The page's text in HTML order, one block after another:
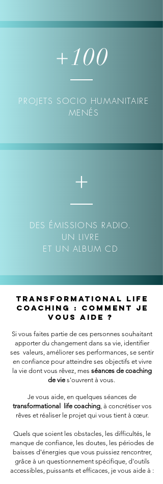
+100
PROJETS SOCIO HUMANITAIRE
MENÉS
+
DES ÉMISSIONS RADIO.
UN LIVRE
ET UN ALBUM CD
Transformational life
coaching : comment je
vous aide ?
Si vous faites partie de ces personnes souhaitant
apporter du changement dans sa vie, identifier
ses valeurs, améliorer ses performances, se sentir
en confiance pour atteindre ses objectifs et vivre
la vie dont vous rêvez, mes séances de coaching
de vies'ouvrent à vous.
Je vous aide, en quelques séances de
transformational life coaching, à concrétiser vos
rêves et réaliser le projet qui vous tient à cœur.
Quels que soient les obstacles, les difficultés, le
manque de confiance, les doutes, les périodes de
baisses d'énergies que vous puissiez rencontrer,
grâce à un questionnement spécifique, d'outils
accessibles, puissants et efficaces, je vous aide à :